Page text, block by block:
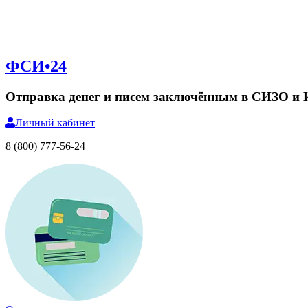
ФСИ•24
Отправка денег и писем заключённым в СИЗО и
Личный кабинет
8 (800) 777-56-24